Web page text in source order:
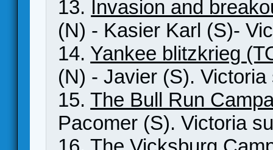
13. Invasion and
(N) - Kasier Karl (S)-
14. Yankee blitzkrieg
(N) - Javier (S).
15.The Bull Run
Pacomer (S). Victoria